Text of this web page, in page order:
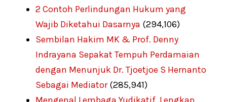
2 Contoh Perlindungan Hukum yang
Wajib Diketahui Dasarnya (294,106)
Sembilan Hakim MK & Prof. Denny
Indrayana Sepakat Tempuh Perdamaian
dengan Menunjuk Dr. Tjoetjoe S Hernanto
Sebagai Mediator (285,941)